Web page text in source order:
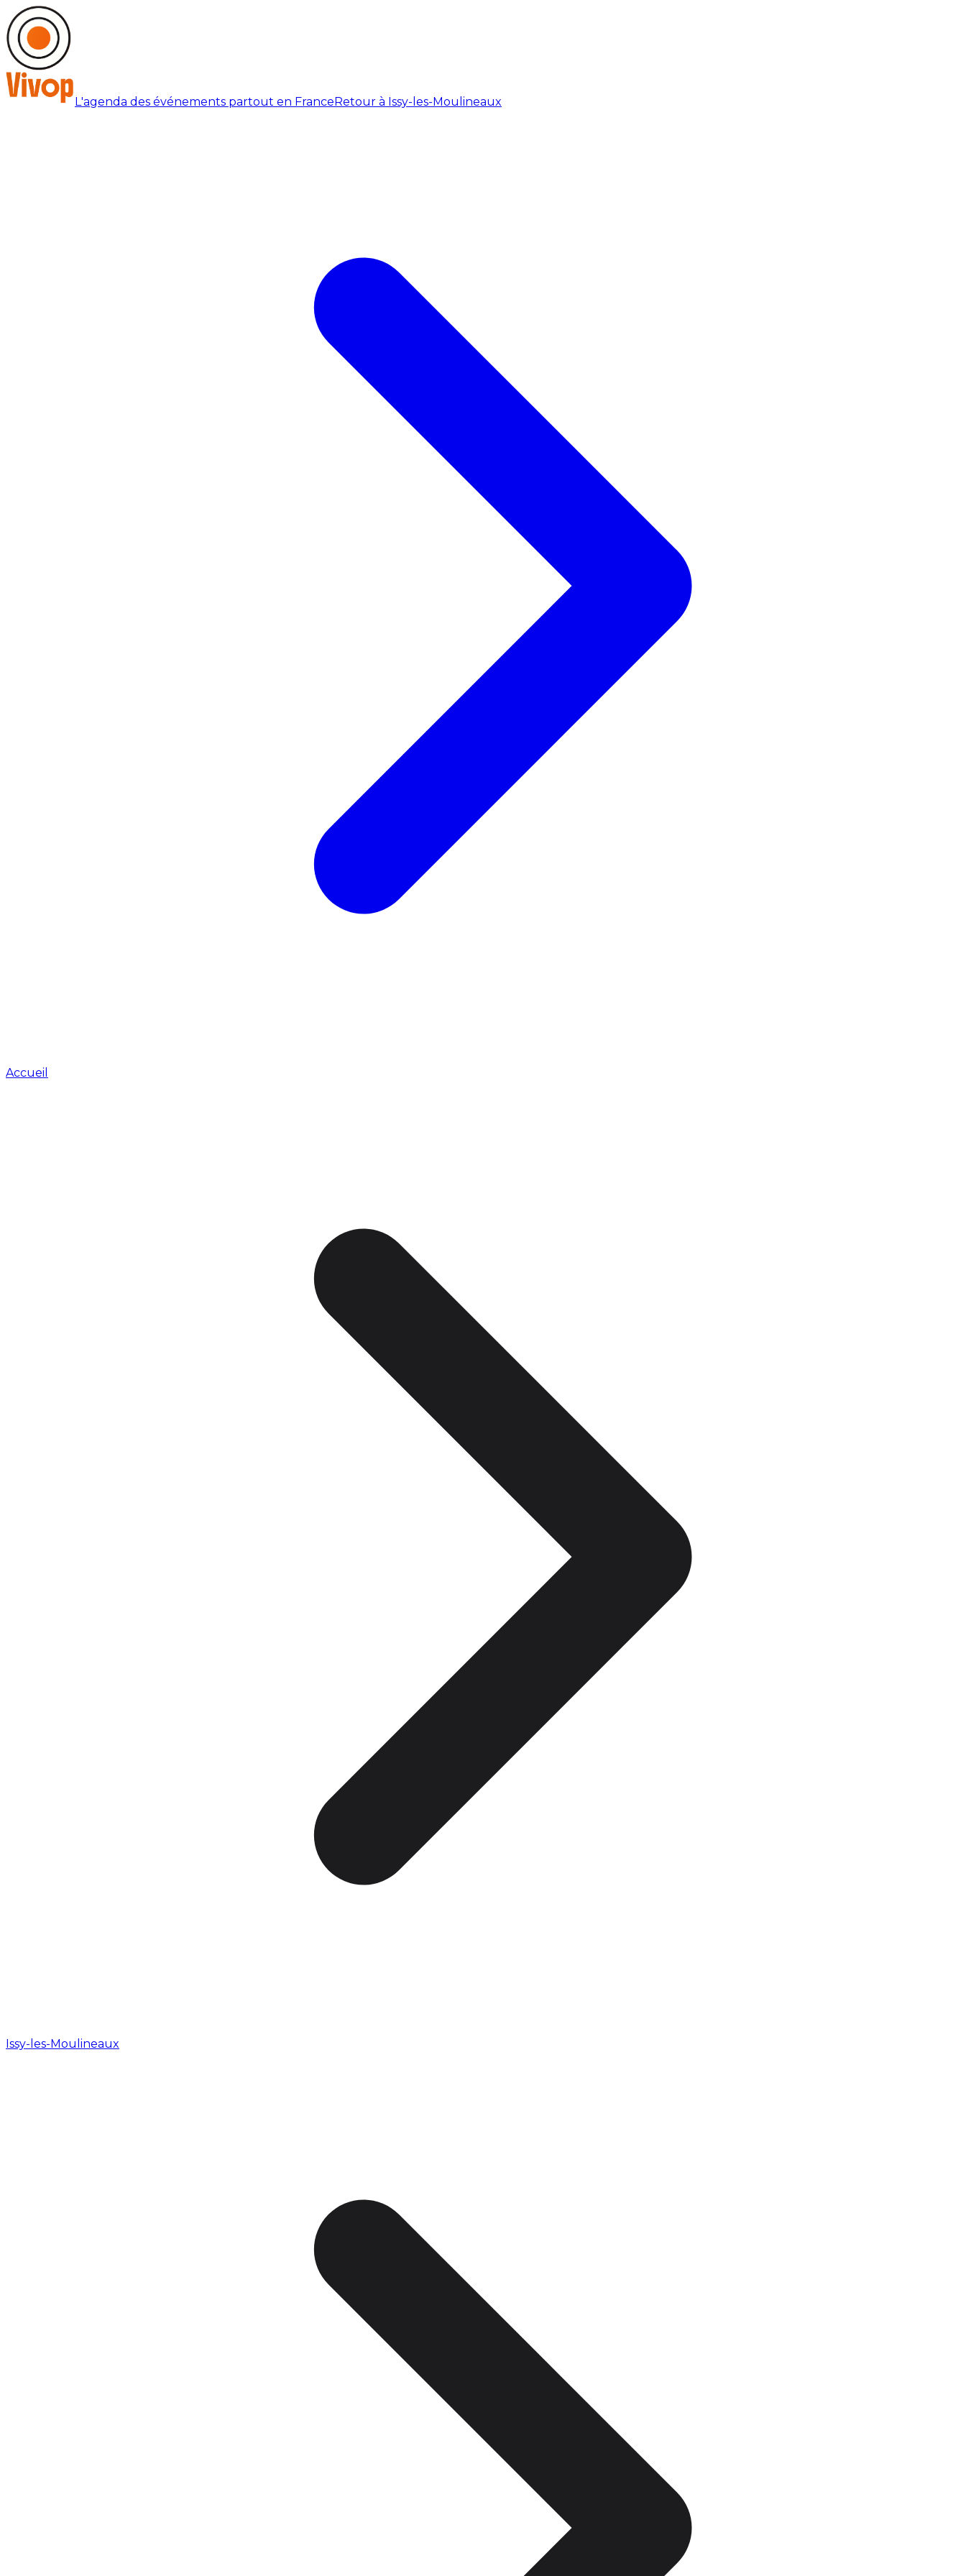
L'agenda des événements partout en FranceRetour à Issy-les-Moulineaux
Accueil
Issy-les-Moulineaux